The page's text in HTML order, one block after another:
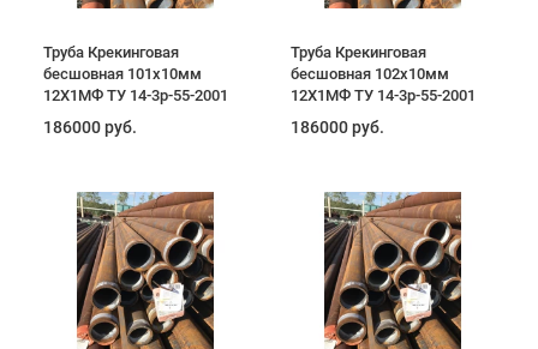
Труба Крекинговая
бесшовная 101х10мм
12Х1МФ ТУ 14-3р-55-2001
186000 руб.
Труба Крекинговая
бесшовная 102х10мм
12Х1МФ ТУ 14-3р-55-2001
186000 руб.